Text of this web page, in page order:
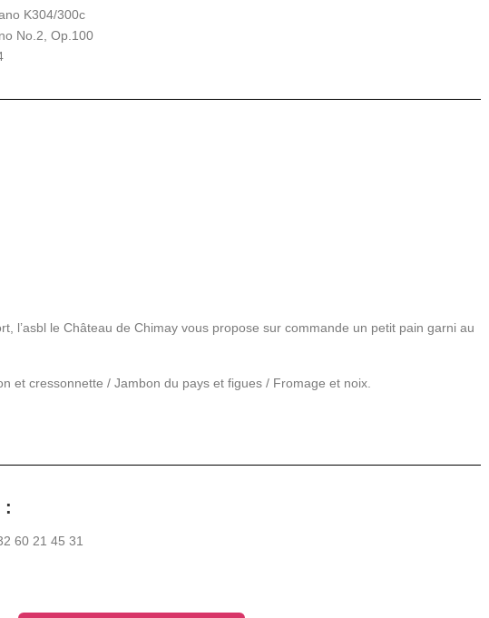
K304/300c
No.2, Op.100
l’asbl le Château de Chimay vous propose sur commande un petit pain garni au
et cressonnette / Jambon du pays et figues / Fromage et noix.
:
60 21 45 31